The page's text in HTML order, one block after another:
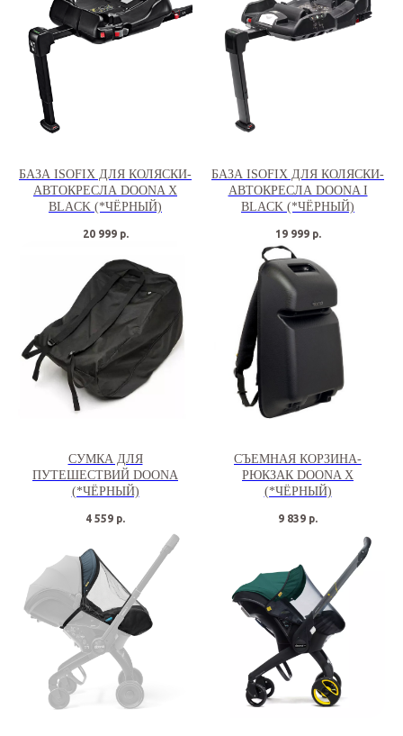
БАЗА ISOFIX ДЛЯ КОЛЯСКИ-
АВТОКРЕСЛА DOONA X
BLACK (*ЧЁРНЫЙ)
20 999 р.
БАЗА ISOFIX ДЛЯ КОЛЯСКИ-
АВТОКРЕСЛА DOONA I
BLACK (*ЧЁРНЫЙ)
19 999 р.
СУМКА ДЛЯ
ПУТЕШЕСТВИЙ DOONA
(*ЧЁРНЫЙ)
4 559 р.
СЪЕМНАЯ КОРЗИНА-
РЮКЗАК DOONA X
(*ЧЁРНЫЙ)
9 839 р.